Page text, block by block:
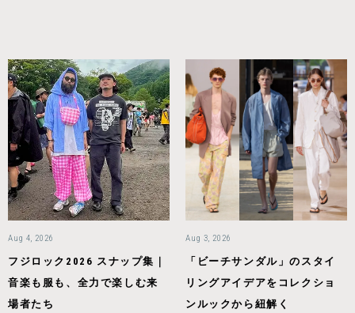
Aug 4, 2026
フジロック2026 スナップ集｜
音楽も服も、全力で楽しむ来
場者たち
Aug 3, 2026
「ビーチサンダル」のスタイ
リングアイデアをコレクショ
ンルックから紐解く